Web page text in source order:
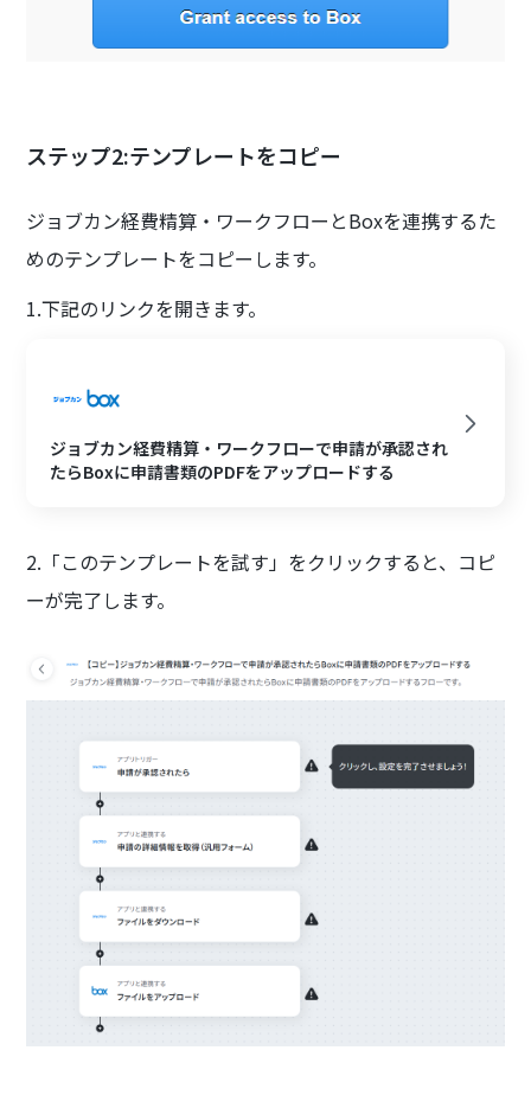
ステップ2:テンプレートをコピー
ジョブカン経費精算・ワークフローとBoxを連携するた
めのテンプレートをコピーします。
1.下記のリンクを開きます。
ジョブカン経費精算・ワークフローで申請が承認され
たらBoxに申請書類のPDFをアップロードする
2.「このテンプレートを試す」をクリックすると、コピ
ーが完了します。